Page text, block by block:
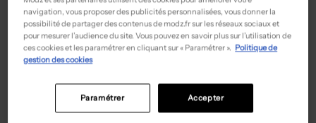
77,50€Prix boutique :
155,00€ -50%
GERRY WEBER
Chemisier - Coupe fluide bleu
ACHAT EXPRESS
15,00€Prix boutique :
29,99€ -50%
ONLY
ACHAT EXPRESS
navigation, vous proposer des publicités personnalisées, vous donner la
possibilité de partager des contenus de modz.fr sur les réseaux sociaux et
pour mesurer l’audience du site. Vous pouvez en savoir plus sur l’utilisation de
ces cookies et les paramétrer en cliquant sur « Paramétrer ». Politique de
gestion des cookies
Accepter
Paramétrer